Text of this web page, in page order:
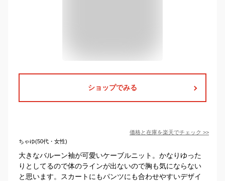
ショップでみる
価格と在庫を楽天でチェック >>
ちゃゆ(50代・女性)
大きなバルーン袖が可愛いケーブルニット。かなりゆった
りとしてるので体のラインが出ないので胸も気にならない
と思います。スカートにもパンツにも合わせやすいデザイ